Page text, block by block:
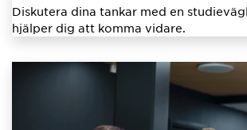
Diskutera dina tankar med en
hjälper dig att komma vidare.